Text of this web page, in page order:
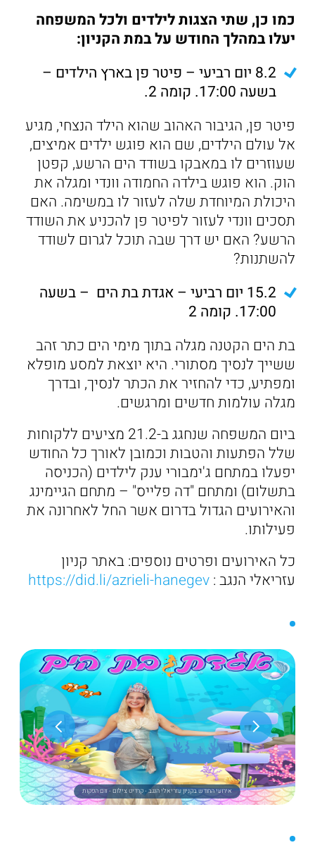
כמו כן, שתי הצגות לילדים ולכל המשפחה
יעלו במהלך החודש על במת הקניון:
8.2 יום רביעי – פיטר פן בארץ הילדים –
בשעה 17:00. קומה 2.
פיטר פן, הגיבור האהוב שהוא הילד הנצחי, מגיע
אל עולם הילדים, שם הוא פוגש ילדים אמיצים,
שעוזרים לו במאבקו בשודד הים הרשע, קפטן
הוק. הוא פוגש בילדה החמודה וונדי ומגלה את
היכולת המיוחדת שלה לעזור לו במשימה. האם
תסכים וונדי לעזור לפיטר פן להכניע את השודד
הרשע? האם יש דרך שבה תוכל לגרום לשודד
להשתנות?
15.2 יום רביעי – אגדת בת הים – בשעה
17:00. קומה 2
בת הים הקטנה מגלה בתוך מימי הים כתר זהב
ששייך לנסיך מסתורי. היא יוצאת למסע מופלא
ומפתיע, כדי להחזיר את הכתר לנסיך, ובדרך
מגלה עולמות חדשים ומרגשים.
ביום המשפחה שנחגג ב-21.2 מציעים ללקוחות
שלל הפתעות והטבות וכמובן לאורך כל החודש
יפעלו במתחם ג'ימבורי ענק לילדים (הכניסה
בתשלום) ומתחם "דה פלייס" – מתחם הגיימינג
והאירועים הגדול בדרום אשר החל לאחרונה את
פעילותו.
כל האירועים ופרטים נוספים: באתר קניון
עזריאלי הנגב :https://did.li/azrieli-hanegev
אירועי החודש בקניון עזריאלי הנגב - קרדיט צילום - זום הפקות